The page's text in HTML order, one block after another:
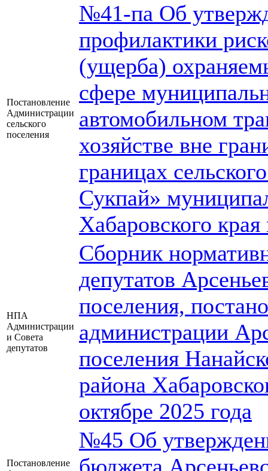
Постановление
Администрации
сельского
поселения
№41-па Об
профилактики
(ущерба)
сфере
автомобильном
хозяйстве вне
границах
Сукпай»
Хабаровского
НПА
Администрации
и Совета
депутатов
Сборник
депутатов
поселения,
администрации
поселения
района
октябре 2025 года
Постановление
№45 Об